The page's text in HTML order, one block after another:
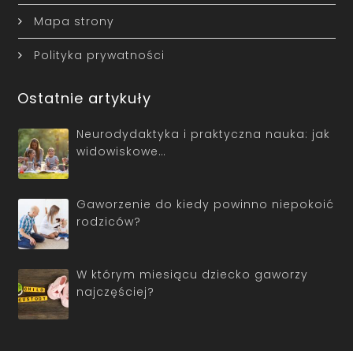
Mapa strony
Polityka prywatności
Ostatnie artykuły
Neurodydaktyka i praktyczna nauka: jak
widowiskowe…
Gaworzenie do kiedy powinno niepokoić
rodziców?
W którym miesiącu dziecko gaworzy
najczęściej?